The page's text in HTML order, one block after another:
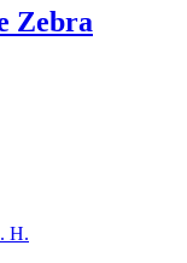
Zebra
Н.